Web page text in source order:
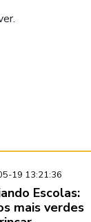
19 13:21:36
Escolas:
mais verdes